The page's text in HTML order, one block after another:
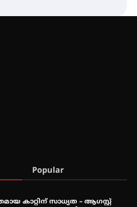
റെയിൽപാത
Popular
കാറ്റിന് സാധ്യത – ആഗസ്റ്റ്